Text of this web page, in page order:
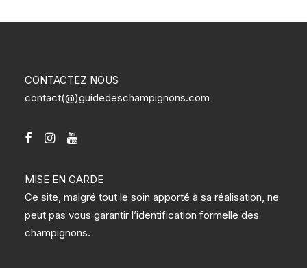
CONTACTEZ NOUS
contact(@)guidedeschampignons.com
MISE EN GARDE
Ce site, malgré tout le soin apporté à sa réalisation, ne
peut pas vous garantir l’identification formelle des
champignons.